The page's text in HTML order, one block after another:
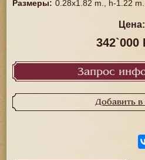
Размеры: 0.28x1.82 m., h-1.22 m.
Цена:
342`000
Запрос
Добавить в